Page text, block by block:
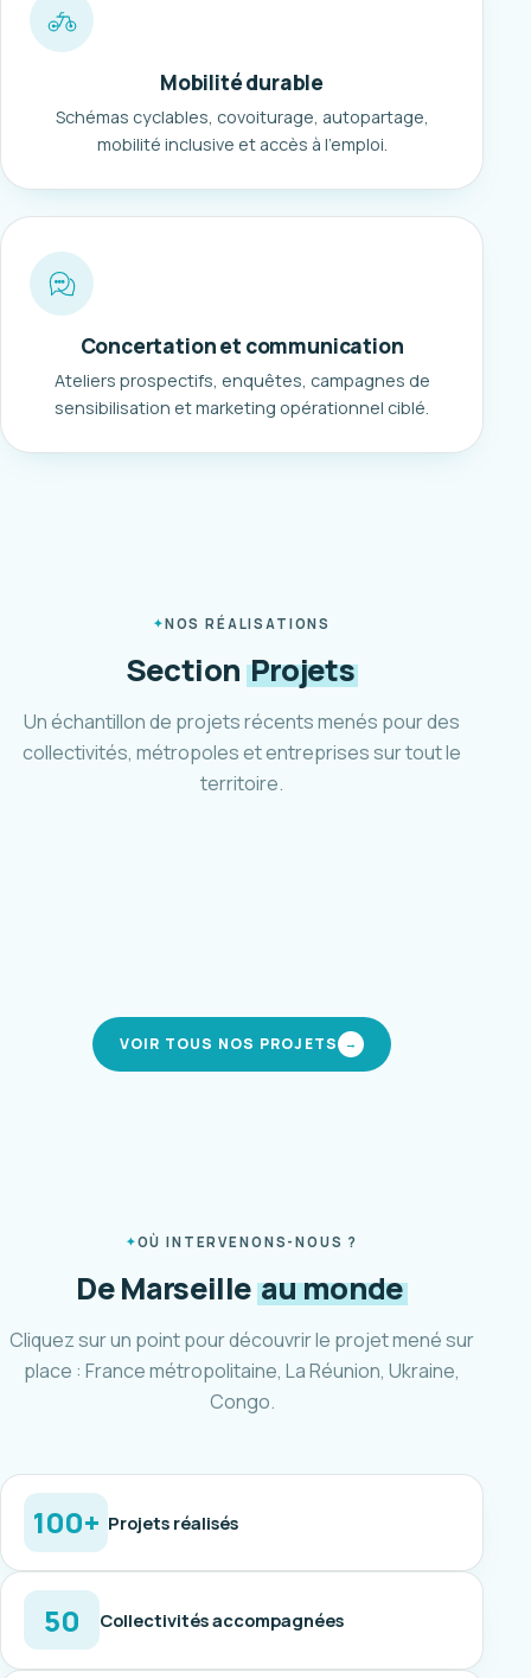
Mobilité durable
Schémas cyclables, covoiturage, autopartage,
mobilité inclusive et accès à l'emploi.
Concertation et communication
Ateliers prospectifs, enquêtes, campagnes de
sensibilisation et marketing opérationnel ciblé.
NOS RÉALISATIONS
Section Projets
Un échantillon de projets récents menés pour des
collectivités, métropoles et entreprises sur tout le
territoire.
Plan marche et vélo d'Aubagne
VOIR TOUS NOS PROJETS →
OÙ INTERVENONS-NOUS ?
De Marseille au monde
Cliquez sur un point pour découvrir le projet mené sur
place : France métropolitaine, La Réunion, Ukraine,
Congo.
100+ Projets réalisés
50 Collectivités accompagnées